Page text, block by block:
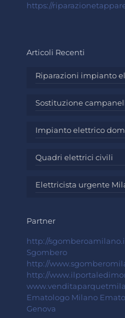
https://
Articoli Recenti
Riparazioni impianto
Sostituzione
Impianto elettrico
Quadri elettrici civili
Elettricista urgente
Partner
http://
Sgombero
http://
http://
Ematologo Milano
Genova